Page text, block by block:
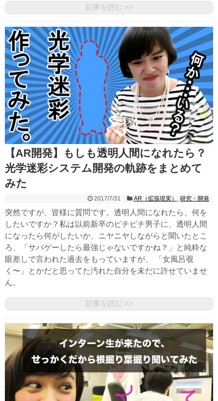
記事を読む >>
【AR開発】もしも透明人間になれたら？
光学迷彩システム開発の軌跡をまとめて
みた
2017/7/31 AR（拡張現実） , 研究・開発
突然ですが、皆様に質問です。透明人間になれたら、何を
したいですか？私は以前新卒のピチピチ男子に、透明人間
になったら何がしたいか、ニヤニヤしながらと聞いたとこ
ろ、「サバゲーしたら最強じゃないですかね？」と純粋な
眼差しで言われた過去をもっていますが、 「女風呂覗
く〜」とかだと思ってた汚れた自分を未だに許せていませ
ん。
記事を読む >>